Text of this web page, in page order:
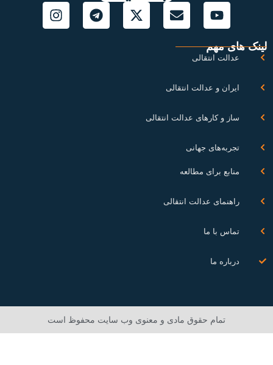
های مهم
عدالت انتقالی
ایران و عدالت انتقالی
ساز و کارهای عدالت انتقالی
تجربه‌های جهانی
منابع برای مطالعه
راهنمای عدالت انتقالی
تماس با ما
درباره ما
تمام حقوق مادی و معنوی وب سایت محفوظ است